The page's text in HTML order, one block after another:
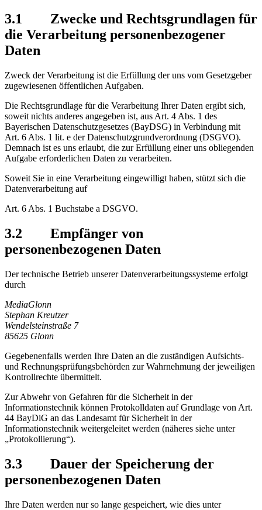
3.1 Zwecke und Rechtsgrundlagen für
die Verarbeitung personenbezogener
Daten
Zweck der Verarbeitung ist die Erfüllung der uns vom Gesetzgeber
zugewiesenen öffentlichen Aufgaben.
Die Rechtsgrundlage für die Verarbeitung Ihrer Daten ergibt sich,
soweit nichts anderes angegeben ist, aus Art. 4 Abs. 1 des
Bayerischen Datenschutzgesetzes (BayDSG) in Verbindung mit
Art. 6 Abs. 1 lit. e der Datenschutzgrundverordnung (DSGVO).
Demnach ist es uns erlaubt, die zur Erfüllung einer uns obliegenden
Aufgabe erforderlichen Daten zu verarbeiten.
Soweit Sie in eine Verarbeitung eingewilligt haben, stützt sich die
Datenverarbeitung auf
Art. 6 Abs. 1 Buchstabe a DSGVO.
3.2 Empfänger von
personenbezogenen Daten
Der technische Betrieb unserer Datenverarbeitungssysteme erfolgt
durch
MediaGlonn
Stephan Kreutzer
Wendelsteinstraße 7
85625 Glonn
Gegebenenfalls werden Ihre Daten an die zuständigen Aufsichts-
und Rechnungsprüfungsbehörden zur Wahrnehmung der jeweiligen
Kontrollrechte übermittelt.
Zur Abwehr von Gefahren für die Sicherheit in der
Informationstechnik können Protokolldaten auf Grundlage von Art.
44 BayDiG an das Landesamt für Sicherheit in der
Informationstechnik weitergeleitet werden (näheres siehe unter
„Protokollierung“).
3.3 Dauer der Speicherung der
personenbezogenen Daten
Ihre Daten werden nur so lange gespeichert, wie dies unter